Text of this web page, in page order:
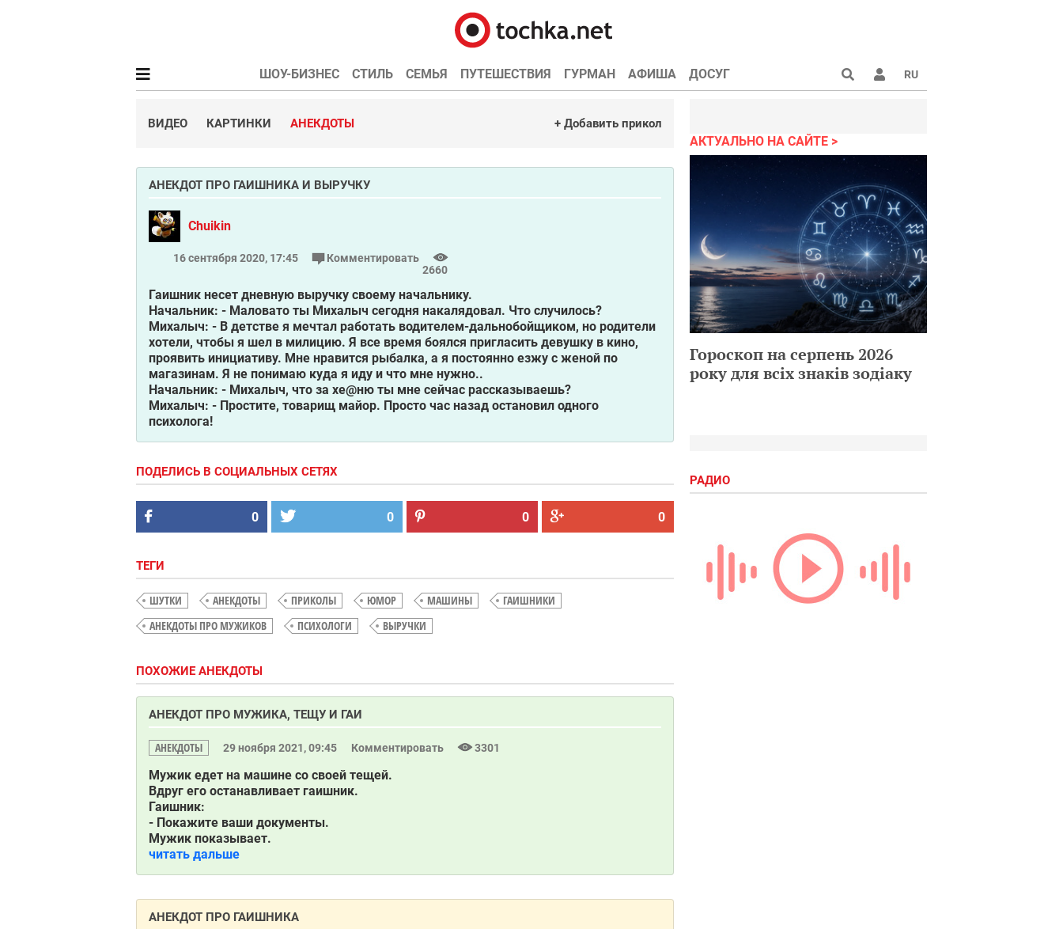
ШОУ-БИЗНЕС СТИЛЬ СЕМЬЯ ПУТЕШЕСТВИЯ ГУРМАН АФИША ДОСУГ RU
ВИДЕО КАРТИНКИ АНЕКДОТЫ + Добавить прикол
АНЕКДОТ ПРО ГАИШНИКА И ВЫРУЧКУ
Chuikin
16 сентября 2020, 17:45
Комментировать
2660
Гаишник несет дневную выручку своему начальнику.
Начальник: - Маловато ты Михалыч сегодня накалядовал. Что случилось?
Михалыч: - В детстве я мечтал работать водителем-дальнобойщиком, но родители
хотели, чтобы я шел в милицию. Я все время боялся пригласить девушку в кино,
проявить инициативу. Мне нравится рыбалка, а я постоянно езжу с женой по
магазинам. Я не понимаю куда я иду и что мне нужно..
Начальник: - Михалыч, что за хе@ню ты мне сейчас рассказываешь?
Михалыч: - Простите, товарищ майор. Просто час назад остановил одного
психолога!
ПОДЕЛИСЬ В СОЦИАЛЬНЫХ СЕТЯХ
0 0 0 0
ТЕГИ
ШУТКИ АНЕКДОТЫ ПРИКОЛЫ ЮМОР МАШИНЫ
ГАИШНИКИ
АНЕКДОТЫ ПРО МУЖИКОВ
ПСИХОЛОГИ ВЫРУЧКИ
ПОХОЖИЕ АНЕКДОТЫ
АНЕКДОТ ПРО МУЖИКА, ТЕЩУ И ГАИ
АНЕКДОТЫ 29 ноября 2021, 09:45 Комментировать 3301
Мужик едет на машине со своей тещей.
Вдруг его останавливает гаишник.
Гаишник:
- Покажите ваши документы.
Мужик показывает.
читать дальше
АНЕКДОТ ПРО ГАИШНИКА
АКТУАЛЬНО НА САЙТЕ
Гороскоп на серпень 2026
року для всіх знаків зодіаку
РАДИО